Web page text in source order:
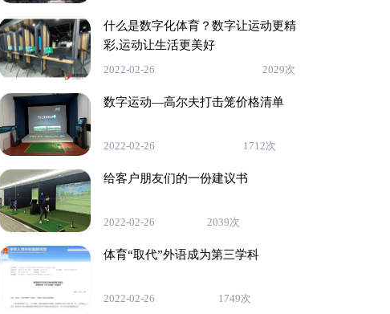
什么是数字化体育？数字让运动更精
彩,运动让生活更美好
2022-02-26 2029次
数字运动—高尔夫打击笼价格清单
2022-02-26 1712次
给客户朋友们的一份建议书
2022-02-26 2039次
体育“取代”外语成为第三学科
2022-02-26 1749次